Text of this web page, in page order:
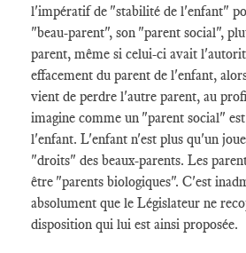
l'impératif de "stabilité de l'enfant"
"beau-parent", son "parent social",
parent, même si celui-ci avait
effacement du parent de l'enfant,
vient de perdre l'autre parent, au
imagine comme un "parent social"
l'enfant. L'enfant n'est plus qu'un
"droits" des beaux-parents. Les
être "parents biologiques". C'est
absolument que le Législateur ne
disposition qui lui est ainsi proposée.